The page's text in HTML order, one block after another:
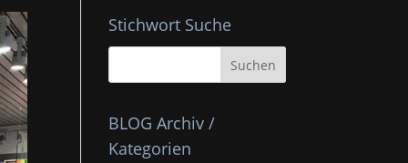
Stichwort Suche
BLOG Archiv /
Kategorien